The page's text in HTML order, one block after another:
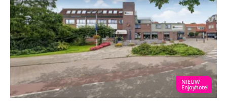
NIEUW
Enjoyhotel